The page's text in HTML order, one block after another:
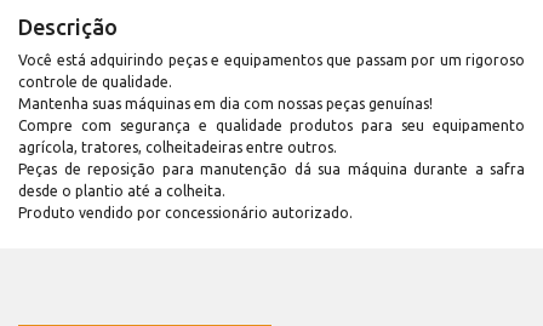
Descrição
Você está adquirindo peças e equipamentos que passam por um rigoroso
controle de qualidade.
Mantenha suas máquinas em dia com nossas peças genuínas!
Compre com segurança e qualidade produtos para seu equipamento
agrícola, tratores, colheitadeiras entre outros.
Peças de reposição para manutenção dá sua máquina durante a safra
desde o plantio até a colheita.
Produto vendido por concessionário autorizado.